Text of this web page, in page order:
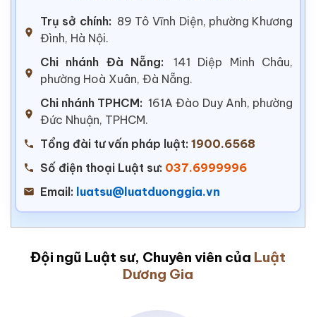
Trụ sở chính: 89 Tô Vĩnh Diện, phường Khương
Đình, Hà Nội.
Chi nhánh Đà Nẵng:
141 Diệp Minh Châu,
phường Hoà Xuân, Đà Nẵng.
Chi nhánh TPHCM: 161A Đào Duy Anh, phường
Đức Nhuận, TPHCM.
Tổng đài tư vấn pháp luật: 1900.6568
Số điện thoại Luật sư: 037.6999996
Email: luatsu@luatduonggia.vn
Đội ngũ Luật sư, Chuyên viên của Luật
Dương Gia